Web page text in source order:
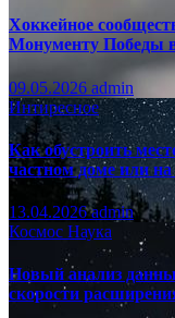
Хоккейное
Монументу Победы
09.05.2026 admin
Интиресное
Как обустроить
частном доме или на
13.04.2026admin
Космос Наука
Новый анализ
скорости